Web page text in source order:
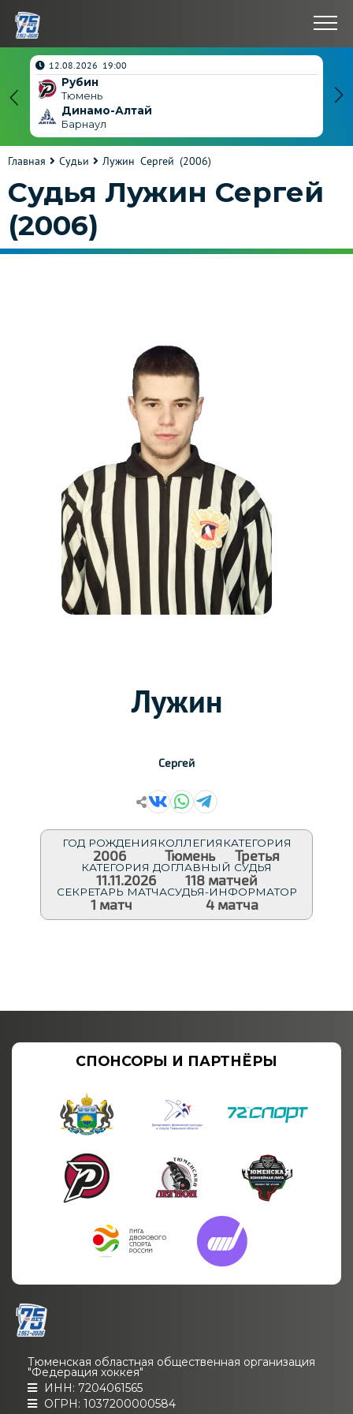
4
12.08.2026 19:00
Рубин
Тюмень
Динамо-Алтай
Барнаул
Главная Судьи Лужин Сергей (2006)
Судья Лужин Сергей
(2006)
Лужин
Сергей
ГОД РОЖДЕНИЯ
2006
КОЛЛЕГИЯ
Тюмень
КАТЕГОРИЯ
Третья
КАТЕГОРИЯ ДО
11.11.2026
ГЛАВНЫЙ СУДЬЯ
118 матчей
СЕКРЕТАРЬ МАТЧА
1 матч
СУДЬЯ-ИНФОРМАТОР
4 матча
СПОНСОРЫ И ПАРТНЁРЫ
Тюменская областная общественная организация
"Федерация хоккея"
ИНН: 7204061565
ОГРН: 1037200000584